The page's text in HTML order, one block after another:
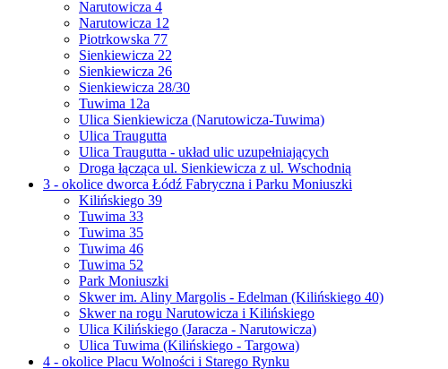
Narutowicza 4
Narutowicza 12
Piotrkowska 77
Sienkiewicza 22
Sienkiewicza 26
Sienkiewicza 28/30
Tuwima 12a
Ulica Sienkiewicza (Narutowicza-Tuwima)
Ulica Traugutta
Ulica Traugutta - układ ulic uzupełniających
Droga łącząca ul. Sienkiewicza z ul. Wschodnią
3 - okolice dworca Łódź Fabryczna i Parku Moniuszki
Kilińskiego 39
Tuwima 33
Tuwima 35
Tuwima 46
Tuwima 52
Park Moniuszki
Skwer im. Aliny Margolis - Edelman (Kilińskiego 40)
Skwer na rogu Narutowicza i Kilińskiego
Ulica Kilińskiego (Jaracza - Narutowicza)
Ulica Tuwima (Kilińskiego - Targowa)
4 - okolice Placu Wolności i Starego Rynku